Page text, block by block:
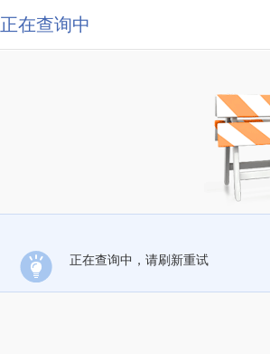
正在查询中
正在查询中，请刷新重试